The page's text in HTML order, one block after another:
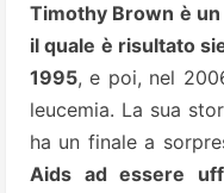
Timothy Brown è
il quale è risultato
1995, e poi, nel
leucemia. La sua
ha un finale a
Aids ad essere